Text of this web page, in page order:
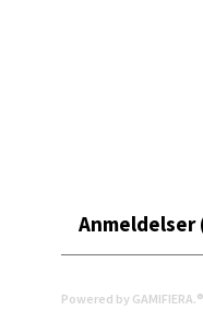
Anmeldelser
Powered by GAMIFIERA.®